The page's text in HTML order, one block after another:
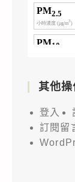
其他操
登入
訂閱留